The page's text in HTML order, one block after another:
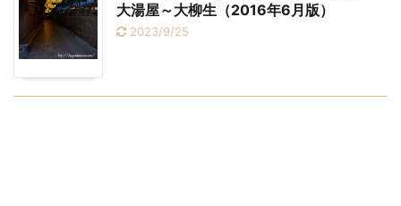
大湯屋～大柳生（2016年6月版）
2023/9/25